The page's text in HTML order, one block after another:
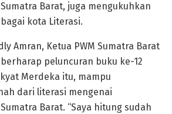
Barat, juga mengukuhkan
kota Literasi.
Amran, Ketua PWM Sumatra Barat
peluncuran buku ke-12
Merdeka itu, mampu
dari literasi mengenai
Barat. “Saya hitung sudah